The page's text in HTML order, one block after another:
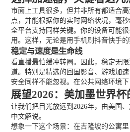
市面上工具很多，但并非所有都适合
点，并能根据你的实时网络状况，毫
全平台支持同样关键。你的设备可能
用。这样，无论是用手机刷抖音快手
稳定与速度是生命线
看直播最怕缓冲转圈。因此，稳定无
道。特别是精选的回国影音、游戏加
安全同样不能忽视。在公共网络环境
展望2026：美加墨世界
让我们把目光放远到2026年，由美国
中文解说。
想象一下这个场景：在吉隆坡的公寓